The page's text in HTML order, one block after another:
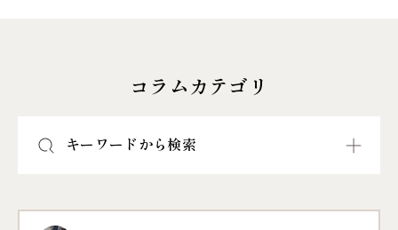
コラムカテゴリ
キーワードから検索